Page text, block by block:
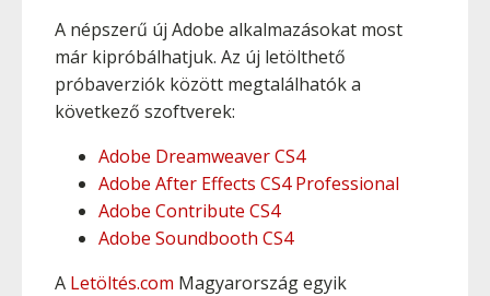
A népszerű új Adobe alkalmazásokat most
már kipróbálhatjuk. Az új letölthető
próbaverziók között megtalálhatók a
következő szoftverek:
Adobe Dreamweaver CS4
Adobe After Effects CS4 Professional
Adobe Contribute CS4
Adobe Soundbooth CS4
A Letöltés.com Magyarország egyik